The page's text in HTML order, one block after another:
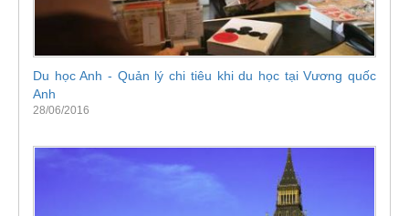
Du học Anh - Quản lý chi tiêu khi du học tại Vương quốc
Anh
28/06/2016